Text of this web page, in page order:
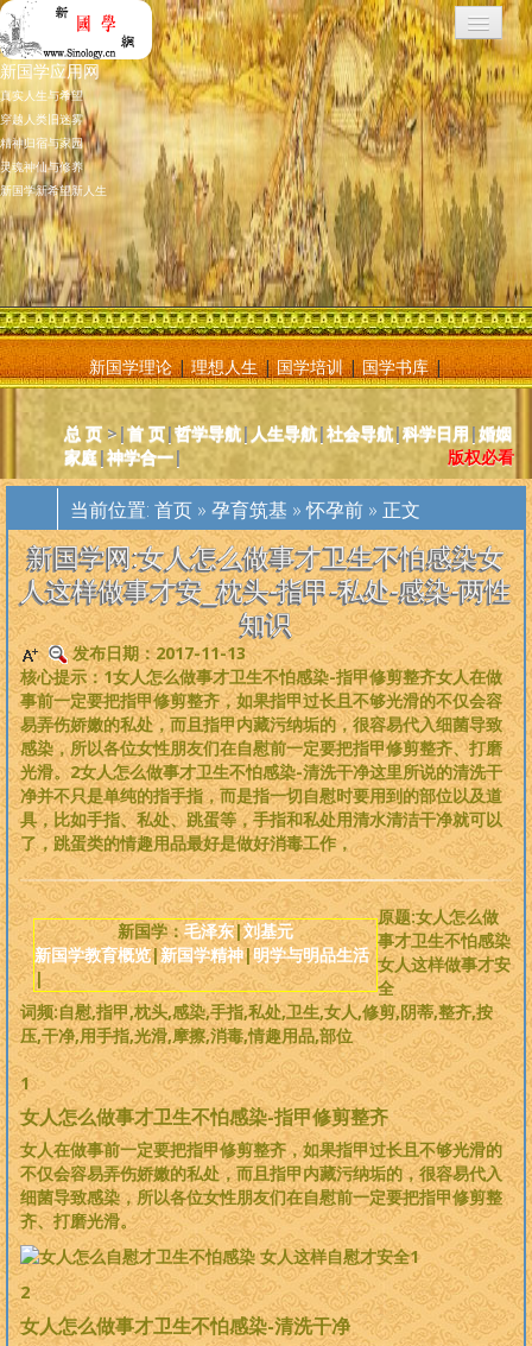
新国学应用网
真实人生与希望
穿越人类旧迷雾
精神归宿与家园
灵魂神仙与修养
新国学新希望新人生
新国学理论|理想人生|国学培训|国学书库|
新国学应用网是将新国学理论付诸应用的地方，新国学理论及其核心
基元学十分庞大复杂，特别是社会学部分和自然科学部分对于大多数
人而言因基础知识不够而难以理解。新国学应用网则将复杂的原理和
逻辑，简化为相对易懂和利于人们日常使用的内容方法。主要分为人
体人生、宗教、神灵、社会常识和科学常识。现在，新国学理论已经
是一个非常完备、深度范畴远超旧国学的系统性理论，来吧，每个人
都可以从中获益 。
版权必读
刘基元
新国学理论
婴童教育
人性教育
居住教育
健身医学
基元学网
总 页 >|首 页|哲学导航| 人生导航|社会导航|科学日用 |婚姻
家庭|神学合一| 版权必看
当前位置: 首页 » 孕育筑基 »怀孕前 » 正文
新国学网:女人怎么做事才卫生不怕感染女
人这样做事才安_枕头-指甲-私处-感染-两性
知识
发布日期：2017-11-13
核心提示：1女人怎么做事才卫生不怕感染-指甲修剪整齐女人在做
事前一定要把指甲修剪整齐，如果指甲过长且不够光滑的不仅会容
易弄伤娇嫩的私处，而且指甲内藏污纳垢的，很容易代入细菌导致
感染，所以各位女性朋友们在自慰前一定要把指甲修剪整齐、打磨
光滑。2女人怎么做事才卫生不怕感染-清洗干净这里所说的清洗干
净并不只是单纯的指手指，而是指一切自慰时要用到的部位以及道
具，比如手指、私处、跳蛋等，手指和私处用清水清洁干净就可以
了，跳蛋类的情趣用品最好是做好消毒工作，
新国学：毛泽东|刘基元
新国学教育概览|新国学精神|明学与明品生活
|
原题:女人怎么做
事才卫生不怕感染
女人这样做事才安
全
词频:自慰,指甲,枕头,感染,手指,私处,卫生,女人,修剪,阴蒂,整齐,按
压,干净,用手指,光滑,摩擦,消毒,情趣用品,部位
1
女人怎么做事才卫生不怕感染-指甲修剪整齐
女人在做事前一定要把指甲修剪整齐，如果指甲过长且不够光滑的
不仅会容易弄伤娇嫩的私处，而且指甲内藏污纳垢的，很容易代入
细菌导致感染，所以各位女性朋友们在自慰前一定要把指甲修剪整
齐、打磨光滑。
2
女人怎么做事才卫生不怕感染-清洗干净